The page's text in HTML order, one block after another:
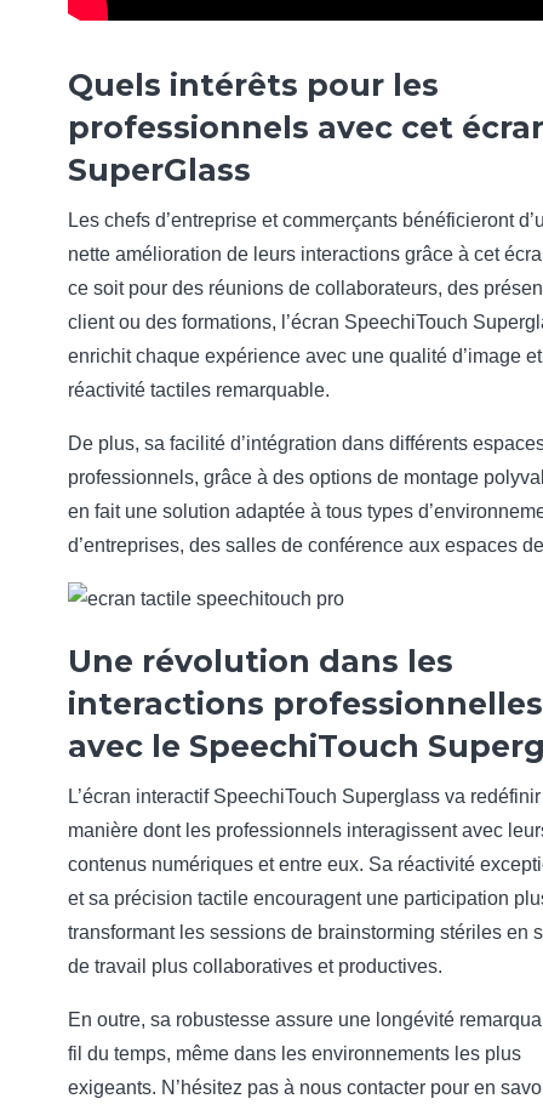
Quels intérêts pour les
professionnels avec cet
SuperGlass
Les chefs d’entreprise et commerçants bénéficieront
nette amélioration de leurs interactions grâce à cet
ce soit pour des réunions de collaborateurs, des
client ou des formations, l’écran SpeechiTouch
enrichit chaque expérience avec une qualité d’image
réactivité tactiles remarquable.
De plus, sa facilité d’intégration dans différents
professionnels, grâce à des options de montage
en fait une solution adaptée à tous types
d’entreprises, des salles de conférence aux espaces
Une révolution dans les
interactions professionnelles
avec le SpeechiTouch
L’écran interactif SpeechiTouch Superglass va
manière dont les professionnels interagissent avec
contenus numériques et entre eux. Sa réactivité
et sa précision tactile encouragent une participation
transformant les sessions de brainstorming stériles en
de travail plus collaboratives et productives.
En outre, sa robustesse assure une longévité
fil du temps, même dans les environnements les plus
exigeants. N’hésitez pas à nous contacter pour en